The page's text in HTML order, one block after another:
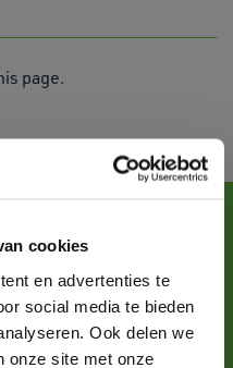
cookies
en advertenties te
social media te bieden
Ook delen we
onze site met onze
page.
about our products